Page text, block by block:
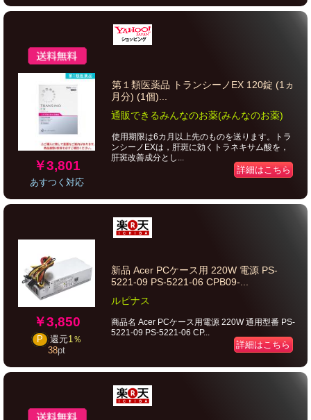
￥3,801
あすつく対応
第１類医薬品 トランシーノEX 120錠 (1ヵ
月分) (1個)...
通販できるみんなのお薬(みんなのお薬)
使用期限は6カ月以上先のものを送ります。トラ
ンシーノEXは，肝斑に効くトラネキサム酸を，
肝斑改善成分とし...
詳細はこちら
￥3,850
P 還元1％
38pt
新品 Acer PCケース用 220W 電源 PS-
5221-09 PS-5221-06 CPB09-...
ルピナス
商品名 Acer PCケース用電源 220W 通用型番 PS-
5221-09 PS-5221-06 CP...
詳細はこちら